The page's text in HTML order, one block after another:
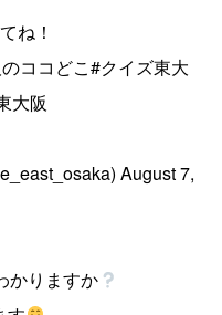
ね！
ココどこ#クイズ東大
大阪
August 7,
かりますか